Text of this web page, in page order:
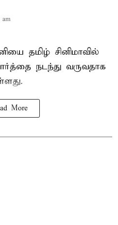
am
தமிழ் சினிமாவில்
நடந்து வருவதாக
More